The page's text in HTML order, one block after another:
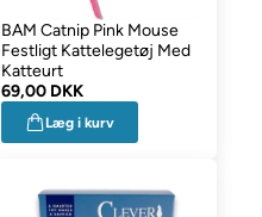
BAM Catnip Pink Mouse
Festligt Kattelegetøj Med
Katteurt
69,00 DKK
Læg i kurv